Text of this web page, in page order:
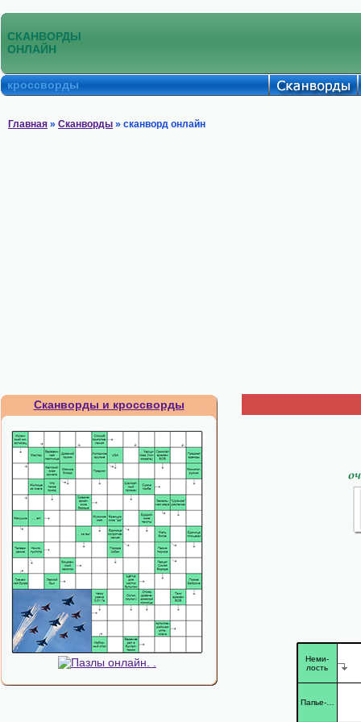
СКАНВОРДЫ
ОНЛАЙН
кроссворды
Главная » Сканворды » сканворд онлайн
Сканворды и кроссворды
Неми-
лость
Папье-…